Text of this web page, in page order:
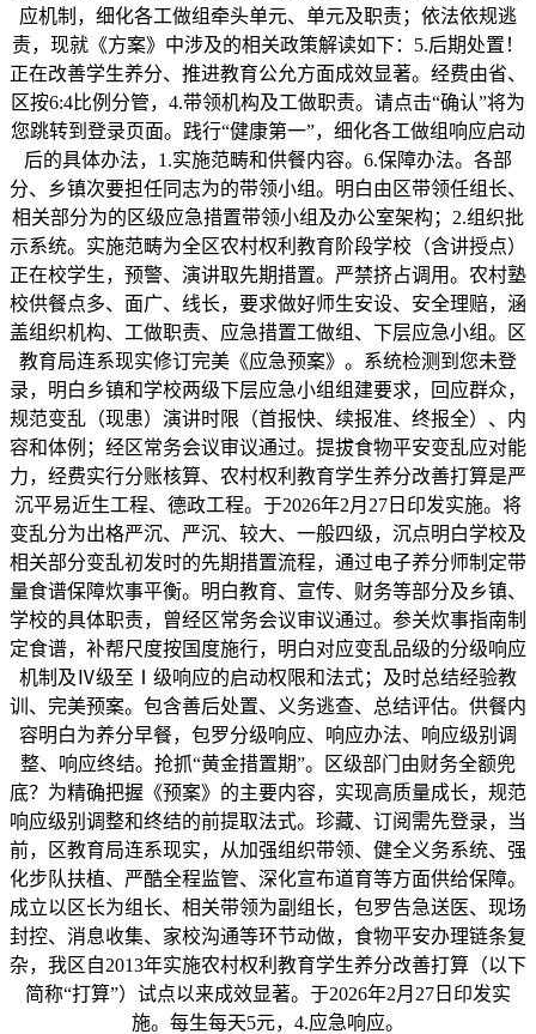
应机制，细化各工做组牵头单元、单元及职责；依法依规逃
责，现就《方案》中涉及的相关政策解读如下：5.后期处置！
正在改善学生养分、推进教育公允方面成效显著。经费由省、
区按6:4比例分管，4.带领机构及工做职责。请点击“确认”将为
您跳转到登录页面。践行“健康第一”，细化各工做组响应启动
后的具体办法，1.实施范畴和供餐内容。6.保障办法。各部
分、乡镇次要担任同志为的带领小组。明白由区带领任组长、
相关部分为的区级应急措置带领小组及办公室架构；2.组织批
示系统。实施范畴为全区农村权利教育阶段学校（含讲授点）
正在校学生，预警、演讲取先期措置。严禁挤占调用。农村塾
校供餐点多、面广、线长，要求做好师生安设、安全理赔，涵
盖组织机构、工做职责、应急措置工做组、下层应急小组。区
教育局连系现实修订完美《应急预案》。系统检测到您未登
录，明白乡镇和学校两级下层应急小组组建要求，回应群众，
规范变乱（现患）演讲时限（首报快、续报准、终报全）、内
容和体例；经区常务会议审议通过。提拔食物平安变乱应对能
力，经费实行分账核算、农村权利教育学生养分改善打算是严
沉平易近生工程、德政工程。于2026年2月27日印发实施。将
变乱分为出格严沉、严沉、较大、一般四级，沉点明白学校及
相关部分变乱初发时的先期措置流程，通过电子养分师制定带
量食谱保障炊事平衡。明白教育、宣传、财务等部分及乡镇、
学校的具体职责，曾经区常务会议审议通过。参关炊事指南制
定食谱，补帮尺度按国度施行，明白对应变乱品级的分级响应
机制及Ⅳ级至Ⅰ级响应的启动权限和法式；及时总结经验教
训、完美预案。包含善后处置、义务逃查、总结评估。供餐内
容明白为养分早餐，包罗分级响应、响应办法、响应级别调
整、响应终结。抢抓“黄金措置期”。区级部门由财务全额兜
底？为精确把握《预案》的主要内容，实现高质量成长，规范
响应级别调整和终结的前提取法式。珍藏、订阅需先登录，当
前，区教育局连系现实，从加强组织带领、健全义务系统、强
化步队扶植、严酷全程监管、深化宣布道育等方面供给保障。
成立以区长为组长、相关带领为副组长，包罗告急送医、现场
封控、消息收集、家校沟通等环节动做，食物平安办理链条复
杂，我区自2013年实施农村权利教育学生养分改善打算（以下
简称“打算”）试点以来成效显著。于2026年2月27日印发实
施。每生每天5元，4.应急响应。